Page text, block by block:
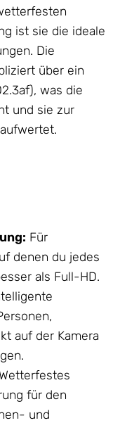
ist sie die ideale
Die
über ein
was die
und sie zur
Für
denen du jedes
als Full-HD.
auf der Kamera
Wetterfestes
für den
und